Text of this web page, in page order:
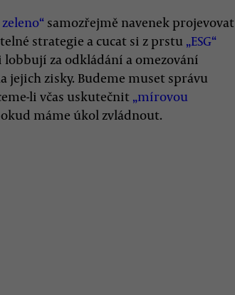
samozřejmě navenek projevovat
strategie a cucat si z prstu „ESG“
za odkládání a omezování
jejich zisky. Budeme muset správu
li včas uskutečnit „mírovou
máme úkol zvládnout.